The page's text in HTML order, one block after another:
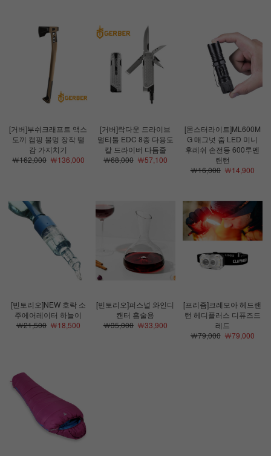
[거버]부쉬크래프트 액스
도끼 캠핑 불멍 장작 땔
감 가지치기
￦162,000￦136,000
[거버]락다운 드라이브
멀티툴 EDC 8종 다용도
칼 드라이버 다듬줄
￦68,000￦57,100
[몬스터라이트]ML600M
G 매그넛 줌 LED 미니
후레쉬 손전등 600루멘
랜턴
￦16,000￦14,900
[빈토리오]NEW 호락 소
주에어레이터 하늘이
￦21,500￦18,500
[빈토리오]퍼스널 와인디
캔터 홈술용
￦35,000￦33,900
[프리즘]크레모아 헤드랜
턴 헤디플러스 디퓨즈드
레드
￦79,000￦79,000